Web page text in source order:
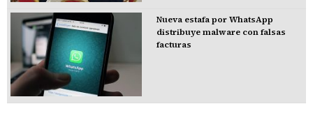
Nueva estafa por WhatsApp
distribuye malware con falsas
facturas